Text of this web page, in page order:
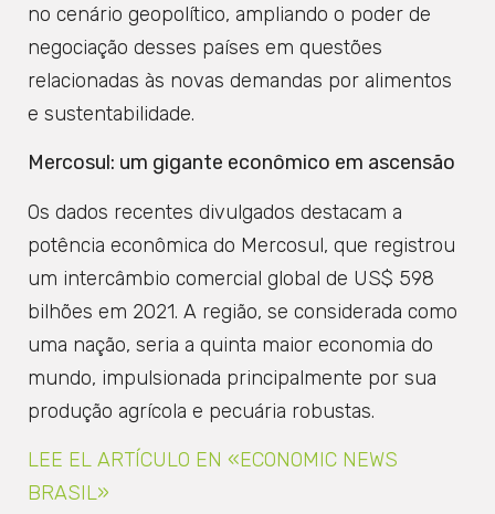
no cenário geopolítico, ampliando o poder de
negociação desses países em questões
relacionadas às novas demandas por alimentos
e sustentabilidade.
Mercosul: um gigante econômico em ascensão
Os dados recentes divulgados destacam a
potência econômica do Mercosul, que registrou
um intercâmbio comercial global de US$ 598
bilhões em 2021. A região, se considerada como
uma nação, seria a quinta maior economia do
mundo, impulsionada principalmente por sua
produção agrícola e pecuária robustas.
LEE EL ARTÍCULO EN «ECONOMIC NEWS
BRASIL»